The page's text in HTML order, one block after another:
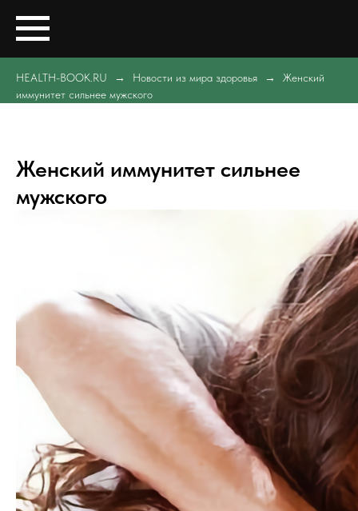
HEALTH-BOOK.RU Новости из мира здоровья
Женский
иммунитет сильнее мужского
Женский иммунитет сильнее
мужского